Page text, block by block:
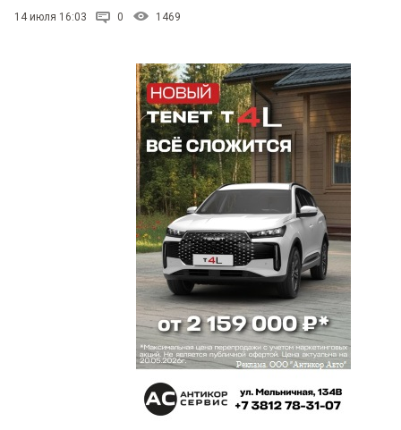
14 июля 16:03 0 1469